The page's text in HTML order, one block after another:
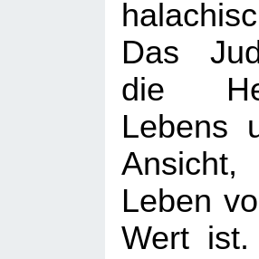
Das
die
Lebens
Leben
Wert